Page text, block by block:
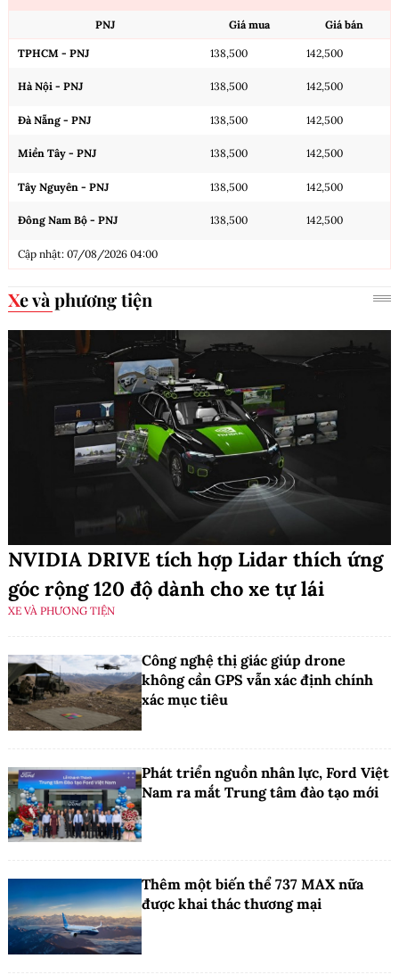
PNJ Giá mua Giá bán
TPHCM - PNJ 138,500 142,500
Hà Nội - PNJ 138,500 142,500
Đà Nẵng - PNJ 138,500 142,500
Miền Tây - PNJ 138,500 142,500
Tây Nguyên - PNJ 138,500 142,500
Đông Nam Bộ - PNJ 138,500 142,500
Cập nhật: 07/08/2026 04:00
Xe và phương tiện
NVIDIA DRIVE tích hợp Lidar thích ứng
góc rộng 120 độ dành cho xe tự lái
XE VÀ PHƯƠNG TIỆN
Công nghệ thị giác giúp drone
không cần GPS vẫn xác định chính
xác mục tiêu
Phát triển nguồn nhân lực, Ford Việt
Nam ra mắt Trung tâm đào tạo mới
Thêm một biến thể 737 MAX nữa
được khai thác thương mại